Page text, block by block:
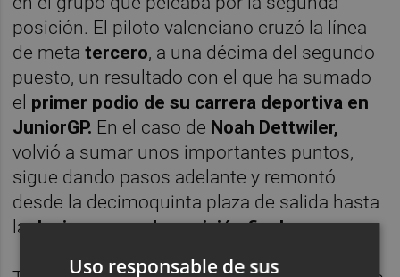
posición. El piloto valenciano cruzó la línea
de metatercero, a una décima del segundo
puesto, un resultado con el que ha sumado
el primer podio de su carrera deportiva en
JuniorGP. En el caso de Noah Dettwiler,
volvió a sumar unos importantes puntos,
sigue dando pasos adelante y remontó
desde la decimoquinta plaza de salida hasta
ladecimosegunda posición final.
Uso responsable de sus